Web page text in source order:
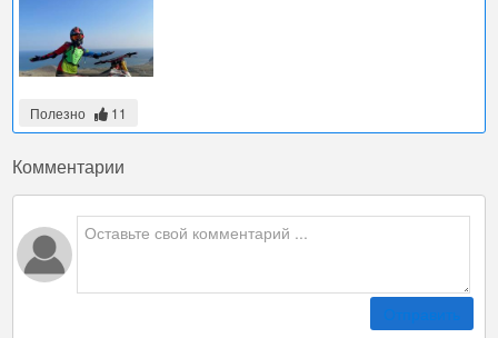
Полезно 11
Комментарии
Отправить